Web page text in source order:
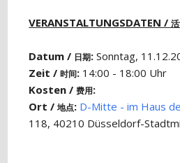
VERANSTALTUNGSDATEN /
Datum / 日期: Sonntag,
Zeit /时间: 14:00 - 18:00 Uhr
Kosten /费用:
Ort /地点: D-Mitte - im Haus
118, 40210 Düsseldorf-